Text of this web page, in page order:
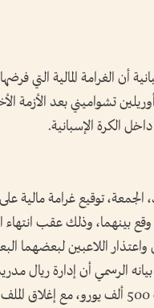
أن الغرامة المالية التي
تشواميني بعد الأزمة
داخل الكرة الإسبانية.
الجمعة، توقيع غرامة مالية
بينهما، وذلك عقب انتهاء
واعتذار اللاعبين لبعضهما
الرسمي أن إدارة ريال
لاعب مبلغ يقارب 500 ألف يورو، مع